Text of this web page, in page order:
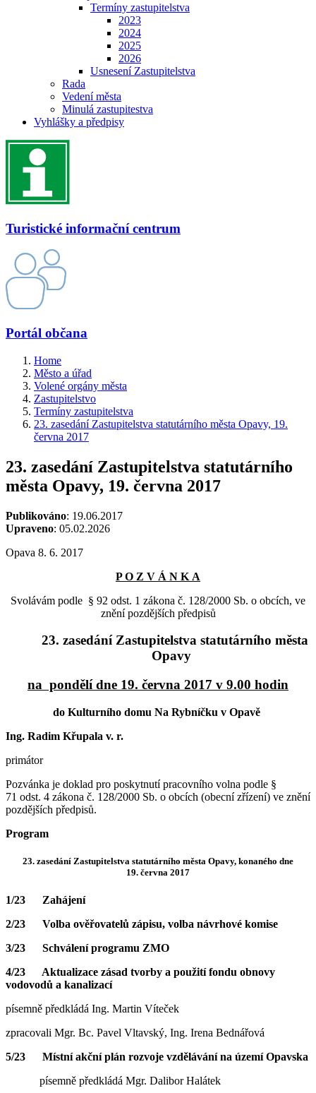
Termíny zastupitelstva
2023
2024
2025
2026
Usnesení Zastupitelstva
Rada
Vedení města
Minulá zastupitestva
Vyhlášky a předpisy
Turistické informační centrum
Portál občana
Home
Město a úřad
Volené orgány města
Zastupitelstvo
Termíny zastupitelstva
23. zasedání Zastupitelstva statutárního města Opavy, 19.
června 2017
23. zasedání Zastupitelstva statutárního
města Opavy, 19. června 2017
Publikováno: 19.06.2017
Upraveno: 05.02.2026
Opava 8. 6. 2017
P O Z V Á N K A
Svolávám podle § 92 odst. 1 zákona č. 128/2000 Sb. o obcích, ve
znění pozdějších předpisů
23. zasedání Zastupitelstva statutárního města
Opavy
na pondělí dne 19. června 2017 v 9.00 hodin
do Kulturního domu Na Rybníčku v Opavě
Ing. Radim Křupala v. r.
primátor
Pozvánka je doklad pro poskytnutí pracovního volna podle §
71 odst. 4 zákona č. 128/2000 Sb. o obcích (obecní zřízení) ve znění
pozdějších předpisů.
Program
23. zasedání Zastupitelstva statutárního města Opavy, konaného dne
19. června 2017
1/23 Zahájení
2/23 Volba ověřovatelů zápisu, volba návrhové komise
3/23 Schválení programu ZMO
4/23 Aktualizace zásad tvorby a použití fondu obnovy
vodovodů a kanalizací
písemně předkládá Ing. Martin Víteček
zpracovali Mgr. Bc. Pavel Vltavský, Ing. Irena Bednářová
5/23 Místní akční plán rozvoje vzdělávání na území Opavska
písemně předkládá Mgr. Dalibor Halátek